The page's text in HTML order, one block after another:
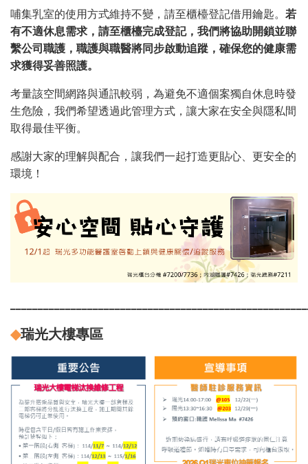
哺集乳室的使用方式維持不變，請至櫃檯登記借用鑰匙。 若
有不適休息需求，請至櫃檯完成登記，我們將協助開鎖並聯
繫公司職護，職護與職醫將同步啟動追蹤，確保您的健康需
求獲得妥善照護。
考量該空間網路與通訊較弱，為避免不適個案獨自休息時發
生危險，我們希望透過此管理方式，讓大家在安全與隱私間
取得最佳平衡。
感謝大家的理解與配合，讓我們一起打造更貼心、更安全的
環境！
◆瑞光大樓專區